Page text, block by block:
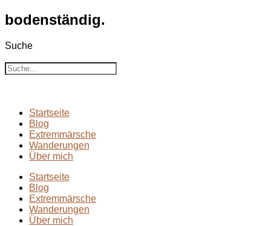
bodenständig.
Suche
Startseite
Blog
Extremmärsche
Wanderungen
Über mich
Startseite
Blog
Extremmärsche
Wanderungen
Über mich